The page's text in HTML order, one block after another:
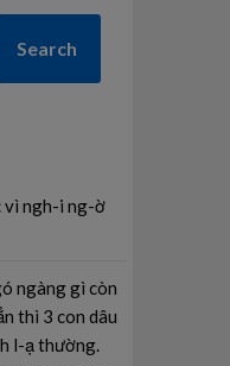
Search
vì ngh-i ng-ờ
ngàng gì còn
thì 3 con dâu
l-ạ thường.